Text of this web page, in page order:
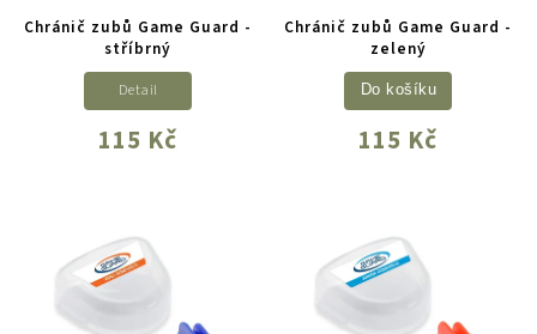
Chránič zubů Game Guard -
stříbrný
115 Kč
Detail
Chránič zubů Game Guard -
zelený
115 Kč
Do košíku